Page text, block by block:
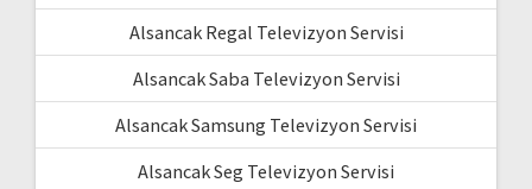
Alsancak Regal Televizyon Servisi
Alsancak Saba Televizyon Servisi
Alsancak Samsung Televizyon Servisi
Alsancak Seg Televizyon Servisi